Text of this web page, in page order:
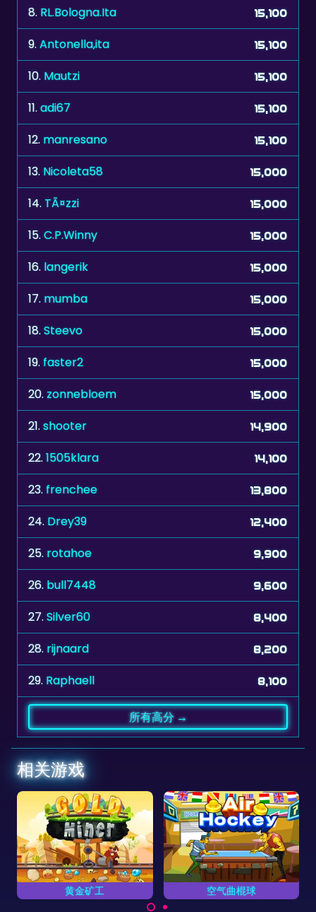
9. Antonella,ita 15,100
10.Mautzi 15,100
11. adi67 15,100
12.manresano 15,100
13. Nicoleta58 15,000
14.TÃ¤zzi 15,000
15. C.P.Winny 15,000
16. langerik 15,000
17. mumba 15,000
18. Steevo 15,000
19. faster2 15,000
20.zonnebloem 15,000
21. shooter 14,900
22.1505klara 14,100
23. frenchee 13,800
24.Drey39 12,400
25. rotahoe 9,900
26. bull7448 9,600
27. Silver60 8,400
28. rijnaard 8,200
29. Raphaell 8,100
相关游戏
空气曲棍球
你能在空气曲棍球游戏中
击败电脑对手吗？
经典吃豆人
避开鬼魂时要吃掉小黄
豆。